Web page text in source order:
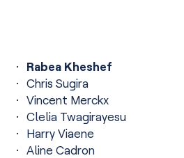
Rabea Kheshef
Chris Sugira
Vincent Merckx
Clelia Twagirayesu
Harry Viaene
Aline Cadron